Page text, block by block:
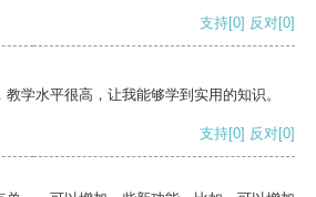
支持[0] 反对[0]
学水平很高，让我能够学到实用的知识。
支持[0] 反对[0]